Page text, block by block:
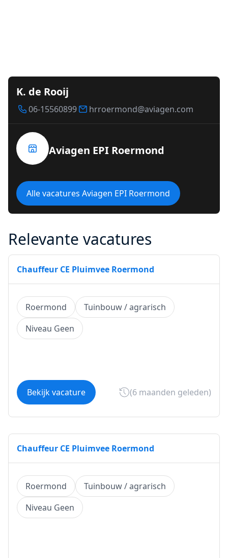
K. de Rooij
06-15560899 hrroermond@aviagen.com
Aviagen EPI Roermond
Alle vacatures Aviagen EPI Roermond
Relevante vacatures
Chauffeur CE Pluimvee Roermond
Roermond
Tuinbouw / agrarisch
Niveau Geen
Bekijk vacature (6 maanden geleden)
Chauffeur CE Pluimvee Roermond
Roermond
Tuinbouw / agrarisch
Niveau Geen